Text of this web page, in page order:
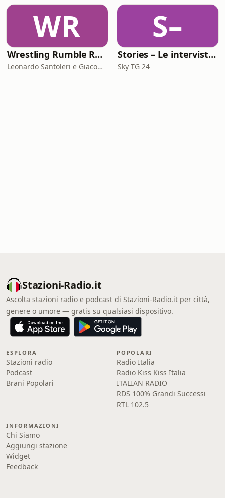
WR
Wrestling Rumble Room Podcast
Leonardo Santoleri e Giacomo Toniaccini
S–
Stories – Le interviste di Omar Schillaci
Sky TG 24
Stazioni-Radio.it
Ascolta stazioni radio e podcast di Stazioni-Radio.it per città,
genere o umore — gratis su qualsiasi dispositivo.
ESPLORA
Stazioni radio
Podcast
Brani Popolari
POPOLARI
Radio Italia
Radio Kiss Kiss Italia
ITALIAN RADIO
RDS 100% Grandi Successi
RTL 102.5
INFORMAZIONI
Chi Siamo
Aggiungi stazione
Widget
Feedback